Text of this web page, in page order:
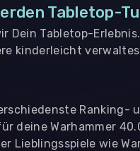
Tabletop-
Dein Tabletop-
kinderleicht
Ranking-
deine Warhammer
Lieblingsspiele wie